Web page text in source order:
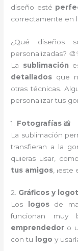
diseño esté
correctamente en
¿Qué diseños
personalizadas?
La sublimación
detallados que
otras técnicas.
personalizar tus
1. Fotografías 📸
La sublimación
transfieran a la
quieras usar,
tus amigos ,
2. Gráficos y
Los
logosde
funcionan muy
emprendedor o
con tu
logo y